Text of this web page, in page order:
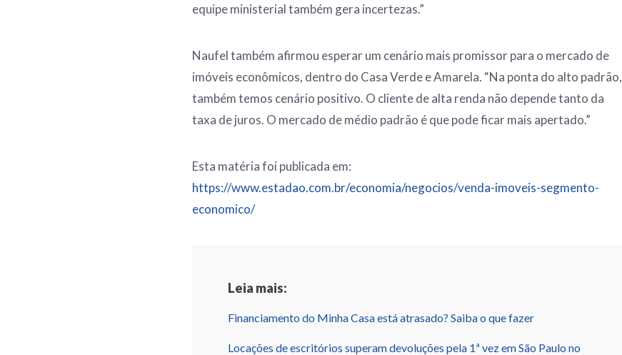
equipe ministerial também gera incertezas.”
Naufel também afirmou esperar um cenário mais promissor para o mercado de
imóveis econômicos, dentro do Casa Verde e Amarela. “Na ponta do alto padrão,
também temos cenário positivo. O cliente de alta renda não depende tanto da
taxa de juros. O mercado de médio padrão é que pode ficar mais apertado.”
Esta matéria foi publicada em:
https://www.estadao.com.br/economia/negocios/venda-imoveis-segmento-
economico/
Leia mais:
Financiamento do Minha Casa está atrasado? Saiba o que fazer
Locações de escritórios superam devoluções pela 1ª vez em São Paulo no